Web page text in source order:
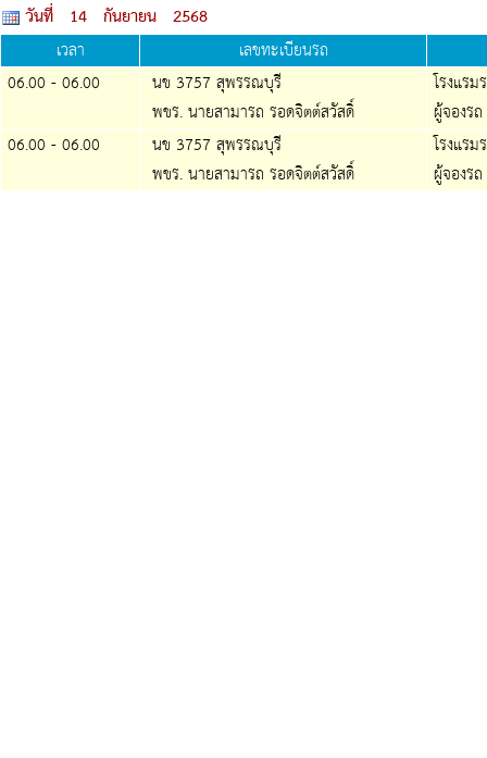
วันที่ 14 กันยายน 2568
เวลา
เลขทะเบียนรถ
06.00 - 06.00
นข 3757 สุพรรณบุรี
พขร. นายสามารถ รอดจิตต์สวัสดิ์
โรงแร
ผู้จองร
06.00 - 06.00
นข 3757 สุพรรณบุรี
พขร. นายสามารถ รอดจิตต์สวัสดิ์
โรงแร
ผู้จองร